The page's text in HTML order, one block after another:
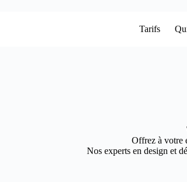
Tarifs
Offrez à votre
Nos experts en design et